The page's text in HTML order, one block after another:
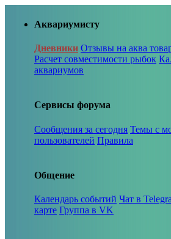
Аквариумисту
Дневники Отзывы на аква
Расчет совместимости рыбок
аквариумов
Сервисы форума
Сообщения за сегодня Темы с
пользователей Правила
Общение
Календарь событий Чат в
карте Группа в VK